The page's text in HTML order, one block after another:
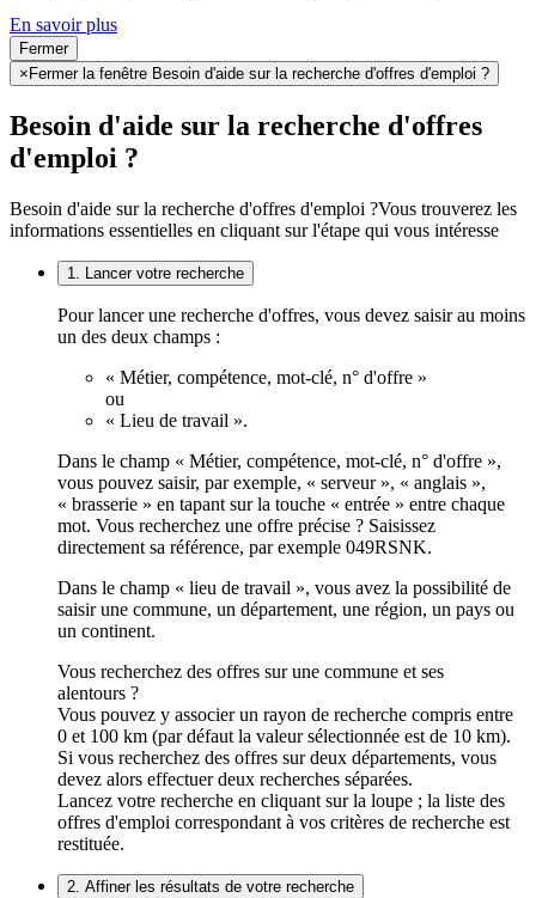
En savoir plus
Fermer
× Fermer la fenêtre Besoin d'aide sur la recherche d'offres d'emploi ?
Besoin d'aide sur la recherche d'offres
d'emploi ?
Besoin d'aide sur la recherche d'offres d'emploi ?Vous trouverez les
informations essentielles en cliquant sur l'étape qui vous intéresse
1. Lancer votre recherche
Pour lancer une recherche d'offres, vous devez saisir au moins
un des deux champs :
« Métier, compétence, mot-clé, n° d'offre »
ou
« Lieu de travail ».
Dans le champ « Métier, compétence, mot-clé, n° d'offre »,
vous pouvez saisir, par exemple, « serveur », « anglais »,
« brasserie » en tapant sur la touche « entrée » entre chaque
mot. Vous recherchez une offre précise ? Saisissez
directement sa référence, par exemple 049RSNK.
Dans le champ « lieu de travail », vous avez la possibilité de
saisir une commune, un département, une région, un pays ou
un continent.
Vous recherchez des offres sur une commune et ses
alentours ?
Vous pouvez y associer un rayon de recherche compris entre
0 et 100 km (par défaut la valeur sélectionnée est de 10 km).
Si vous recherchez des offres sur deux départements, vous
devez alors effectuer deux recherches séparées.
Lancez votre recherche en cliquant sur la loupe ; la liste des
offres d'emploi correspondant à vos critères de recherche est
restituée.
2. Affiner les résultats de votre recherche